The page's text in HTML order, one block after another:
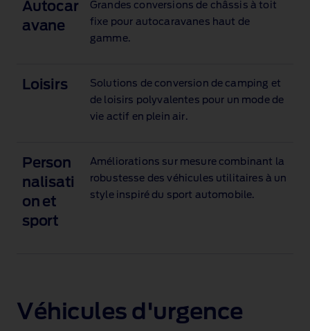
Autocar
avane
Grandes conversions de châssis à toit
fixe pour autocaravanes haut de
gamme.
Loisirs
Solutions de conversion de camping et
de loisirs polyvalentes pour un mode de
vie actif en plein air.
Person
nalisati
on et
sport
Améliorations sur mesure combinant la
robustesse des véhicules utilitaires à un
style inspiré du sport automobile.
Véhicules d'urgence